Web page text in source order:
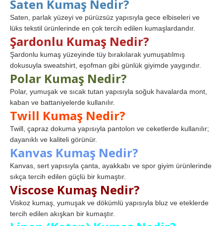
Saten Kumaş Nedir?
Saten, parlak yüzeyi ve pürüzsüz yapısıyla gece elbiseleri ve
lüks tekstil ürünlerinde en çok tercih edilen kumaşlardandır.
Şardonlu Kumaş Nedir?
Şardonlu kumaş yüzeyinde tüy bırakılarak yumuşatılmış
dokusuyla sweatshirt, eşofman gibi günlük giyimde yaygındır.
Polar Kumaş Nedir?
Polar, yumuşak ve sıcak tutan yapısıyla soğuk havalarda mont,
kaban ve battaniyelerde kullanılır.
Twill Kumaş Nedir?
Twill, çapraz dokuma yapısıyla pantolon ve ceketlerde kullanılır;
dayanıklı ve kaliteli görünür.
Kanvas Kumaş Nedir?
Kanvas, sert yapısıyla çanta, ayakkabı ve spor giyim ürünlerinde
sıkça tercih edilen güçlü bir kumaştır.
Viscose Kumaş Nedir?
Viskoz kumaş, yumuşak ve dökümlü yapısıyla bluz ve eteklerde
tercih edilen akışkan bir kumaştır.